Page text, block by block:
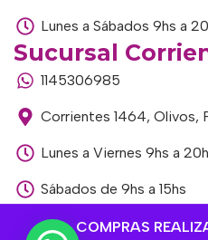
COMPRAS
Lunes a Sábados 9hs a
Sucursal
1145306985
Corrientes 1464, Olivos,
Lunes a Viernes 9hs a
Sábados de 9hs a 15hs
Sucursal